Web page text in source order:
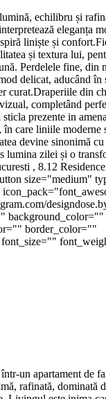
echilibru și
eleganța
liniște și
și textura lui,
Perdelele fine, din
delicat, aducând în
curat.Draperiile din
completând
prezente in
în care liniile moderne
devine sinonimă
lumina zilei și o
, 8.12
size="medium"
background_color=""
border_color=""
un apartament de
rafinată, dominată